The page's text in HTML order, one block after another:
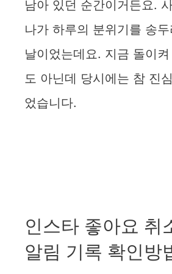
남아 있던 순간이거든요.
나가 하루의 분위기를 송
날이었는데요. 지금 돌이
도 아닌데 당시에는 참 진
었습니다.
인스타 좋아요 취
알림 기록 확인방